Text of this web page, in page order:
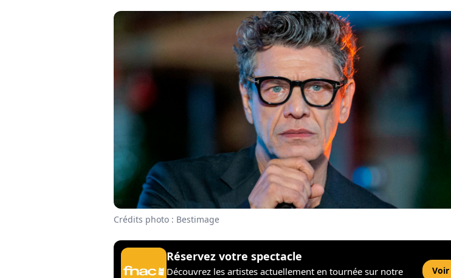
Crédits photo : Bestimage
Réservez votre spectacle
Découvrez les artistes actuellement en tournée sur notre
Voir